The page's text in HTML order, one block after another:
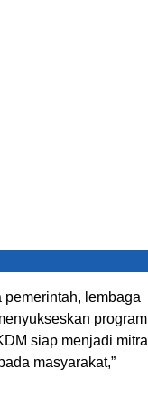
lembaga
program
siap menjadi mitra
masyarakat,”